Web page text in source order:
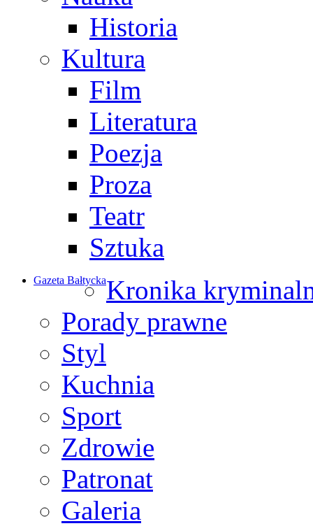
Historia
Kultura
Film
Literatura
Poezja
Proza
Teatr
Sztuka
Gazeta BałtyckaKronika
Porady prawne
Styl
Kuchnia
Sport
Zdrowie
Patronat
Galeria